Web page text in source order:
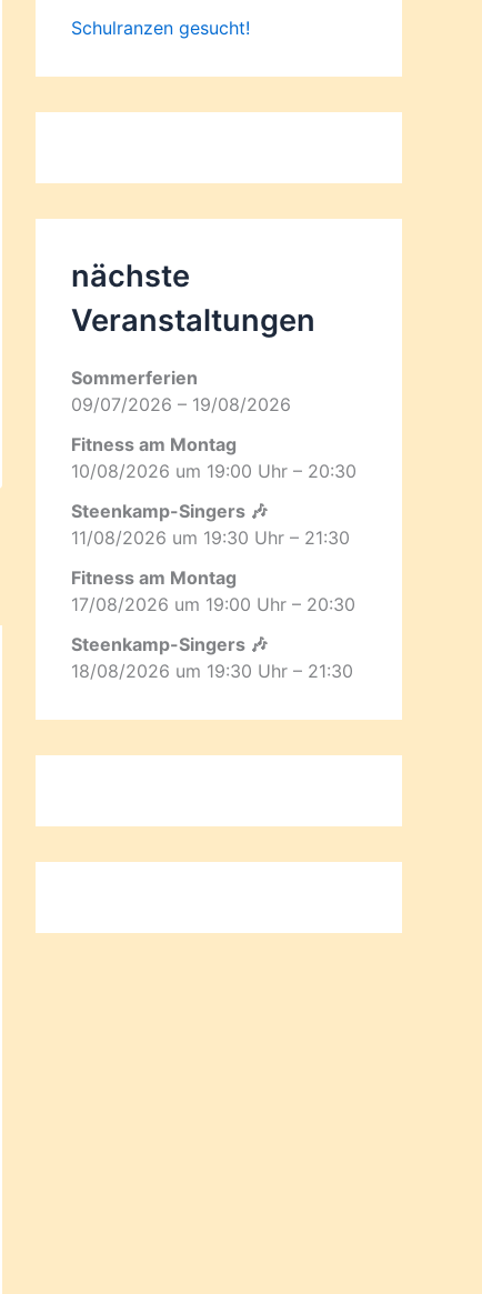
Schulranzen gesucht!
nächste
Veranstaltungen
Sommerferien
09/07/2026 – 19/08/2026
Fitness am Montag
10/08/2026 um 19:00 Uhr – 20:30
Steenkamp-Singers 🎶
11/08/2026 um 19:30 Uhr – 21:30
Fitness am Montag
17/08/2026 um 19:00 Uhr – 20:30
Steenkamp-Singers 🎶
18/08/2026 um 19:30 Uhr – 21:30